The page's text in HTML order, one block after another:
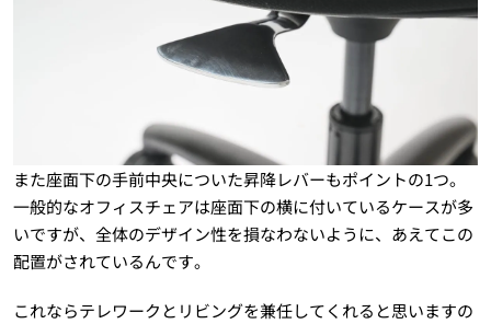
また座面下の手前中央についた昇降レバーもポイントの1つ。
一般的なオフィスチェアは座面下の横に付いているケースが多
いですが、全体のデザイン性を損なわないように、あえてこの
配置がされているんです。
これならテレワークとリビングを兼任してくれると思いますの